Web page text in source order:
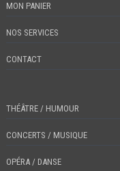
MON PANIER
NOS SERVICES
CONTACT
THÉÂTRE / HUMOUR
CONCERTS / MUSIQUE
OPÉRA / DANSE